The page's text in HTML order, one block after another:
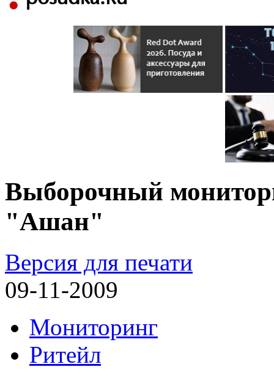
Выборочный
"Ашан"
Версия для печати
09-11-2009
Мониторинг
Ритейл